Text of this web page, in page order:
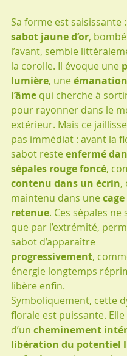
Sa forme est saisissante
sabot jaune d’or,
l’avant, semble
la corolle. Il évoque une
lumière, une
l’âme qui cherche à
pour rayonner dans le
extérieur. Mais ce
pas immédiat : avant la
sabot reste enfermé
sépales rouge foncé,
contenu dans un écrin,
maintenu dans une cage
retenue. Ces sépales ne
que par l’extrémité,
sabot d’apparaître
progressivement,
énergie longtemps
libère enfin.
Symboliquement, cette
florale est puissante.
d’un cheminement
libération du potentiel